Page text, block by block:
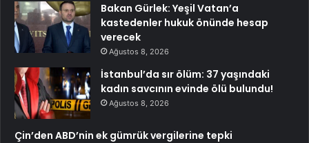
Bakan Gürlek: Yeşil Vatan’a
kastedenler hukuk önünde hesap
verecek
Ağustos 8, 2026
İstanbul’da sır ölüm: 37 yaşındaki
kadın savcının evinde ölü bulundu!
Ağustos 8, 2026
Çin’den ABD’nin ek gümrük vergilerine tepki